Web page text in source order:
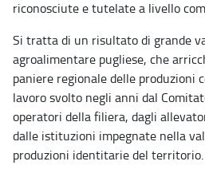
riconosciute e tutelate a livello
Si tratta di un risultato di grande
agroalimentare pugliese, che
paniere regionale delle produzioni
lavoro svolto negli anni dal
operatori della filiera, dagli
dalle istituzioni impegnate nella
produzioni identitarie del territorio.